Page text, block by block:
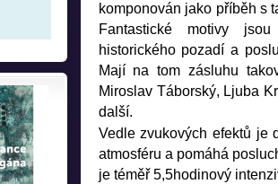
komponován jako příběh s
Fantastické motivy
historického pozadí a
Mají na tom zásluhu
Miroslav Táborský, Ljuba
další.
Vedle zvukových efektů je
atmosféru a pomáhá
je téměř 5,5hodinový